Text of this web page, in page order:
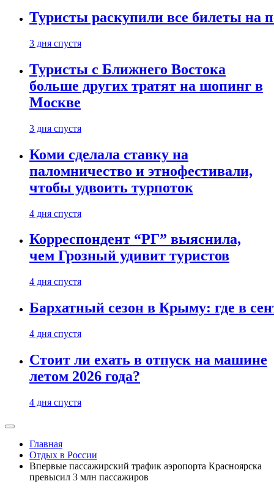
Туристы раскупили все билеты на
3 дня спустя
Туристы с Ближнего Востока
больше других тратят на шопинг в
Москве
3 дня спустя
Коми сделала ставку на
паломничество и этнофестивали,
чтобы удвоить турпоток
4 дня спустя
Корреспондент “РГ” выяснила,
чем Грозный удивит туристов
4 дня спустя
Бархатный сезон в Крыму: где в
4 дня спустя
Стоит ли ехать в отпуск на машине
летом 2026 года?
4 дня спустя
Главная
Отдых в России
Впервые пассажирский трафик аэропорта Красноярска
превысил 3 млн пассажиров